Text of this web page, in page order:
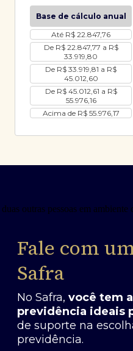
Base de cálculo anual
Até R$ 22.847,76
De R$ 22.847,77 a R$
33.919,80
De R$ 33.919,81 a R$
45.012,60
De R$ 45.012,61 a R$
55.976,16
Acima de R$ 55.976,17
Fale com
Safra
No Safra, você tem
previdência ideais
de suporte na
previdência.